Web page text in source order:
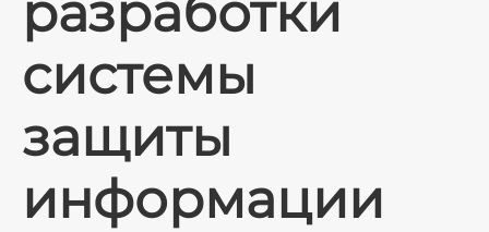
разработки
системы
защиты
информации